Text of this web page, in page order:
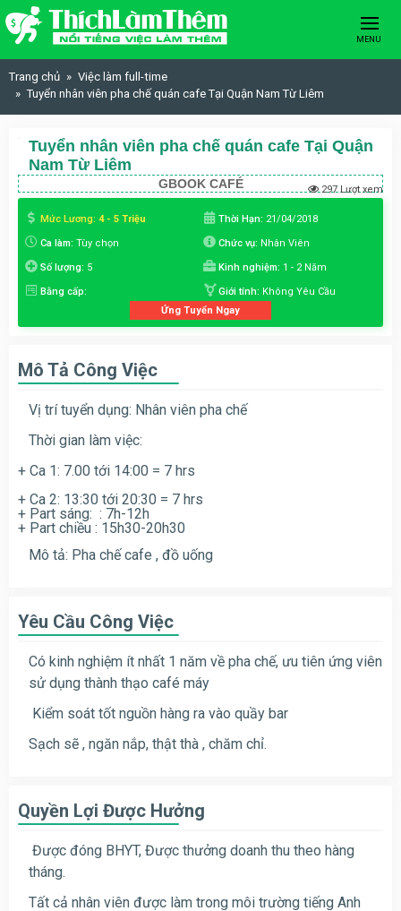
Skip to content
MENU
Trang chủ
Việc làm full-time
Tuyển nhân viên pha chế quán cafe Tại Quận Nam Từ Liêm
Tuyển nhân viên pha chế quán cafe Tại Quận
Nam Từ Liêm
GBOOK CAFÉ 297 Lượt xem
Mức Lương: 4 - 5 Triệu Thời Hạn: 21/04/2018
Ca làm: Tùy chọn Chức vụ: Nhân Viên
Số lượng: 5 Kinh nghiệm: 1 - 2 Năm
Bằng cấp: Giới tính: Không Yêu Cầu
Ứng Tuyển Ngay
Mô Tả Công Việc
Vị trí tuyển dụng: Nhân viên pha chế
Thời gian làm việc:
+ Ca 1: 7.00 tới 14:00 = 7 hrs
+ Ca 2: 13:30 tới 20:30 = 7 hrs
+ Part sáng: : 7h-12h
+ Part chiều : 15h30-20h30
Mô tả: Pha chế cafe , đồ uống
Yêu Cầu Công Việc
Có kinh nghiệm ít nhất 1 năm về pha chế, ưu tiên ứng viên
sử dụng thành thạo café máy
Kiểm soát tốt nguồn hàng ra vào quầy bar
Sạch sẽ , ngăn nắp, thật thà , chăm chỉ.
Quyền Lợi Được Hưởng
Được đóng BHYT, Được thưởng doanh thu theo hàng
tháng.
Tất cả nhân viên được làm trong môi trường tiếng Anh